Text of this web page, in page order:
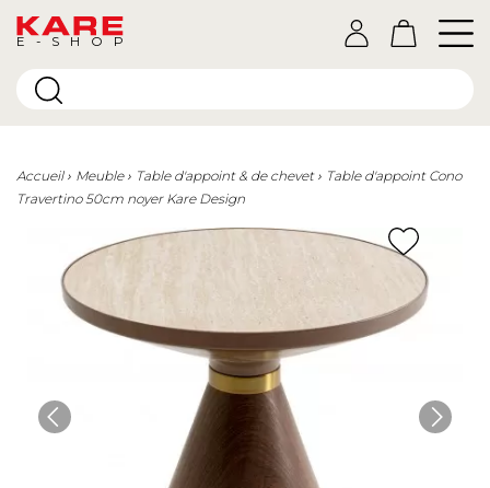
E-SHOP
Accueil Meuble Table d'appoint & de chevet
Table d'appoint Cono
Travertino 50cm noyer Kare Design